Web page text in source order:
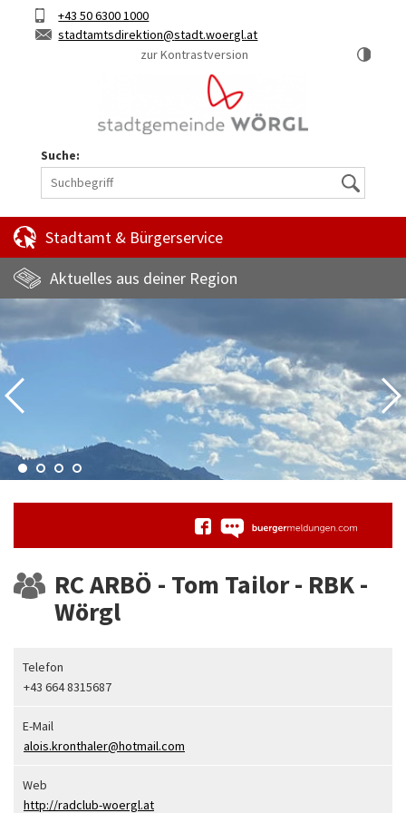
Hauptinhalt
KurztasteTelefon+43 50 6300 1000
E-
stadtamtsdirektion
stadt.woergl.at
zur Kontrastversion
Suche:
Suche
Stadtamt & Bürgerservice
Aktuelles aus deiner Region
RC ARBÖ - Tom Tailor - RBK -
Wörgl
Telefon
+43 664 8315687
E-Mail
alois.kronthaler@hotmail.com
Web
http://radclub-woergl.at